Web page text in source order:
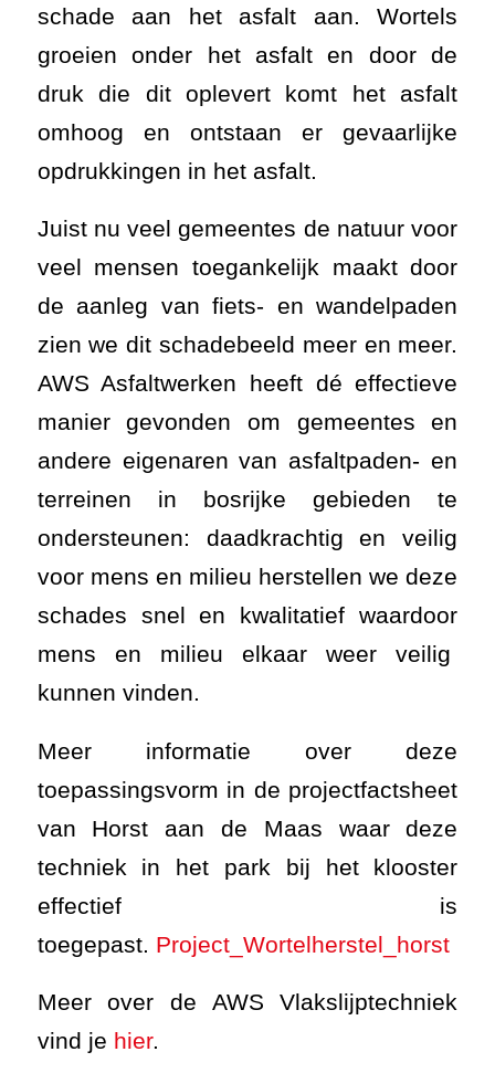
schade aan het asfalt aan. Wortels
groeien onder het asfalt en door de
druk die dit oplevert komt het asfalt
omhoog en ontstaan er gevaarlijke
opdrukkingen in het asfalt.
Juist nu veel gemeentes de natuur voor
veel mensen toegankelijk maakt door
de aanleg van fiets- en wandelpaden
zien we dit schadebeeld meer en meer.
AWS Asfaltwerken heeft dé effectieve
manier gevonden om gemeentes en
andere eigenaren van asfaltpaden- en
terreinen in bosrijke gebieden te
ondersteunen: daadkrachtig en veilig
voor mens en milieu herstellen we deze
schades snel en kwalitatief waardoor
mens en milieu elkaar weer veilig
kunnen vinden.
Meer informatie over deze
toepassingsvorm in de projectfactsheet
van Horst aan de Maas waar deze
techniek in het park bij het klooster
effectief is
toegepast. Project_Wortelherstel_horst
Meer over de AWS Vlakslijptechniek
vind je hier.